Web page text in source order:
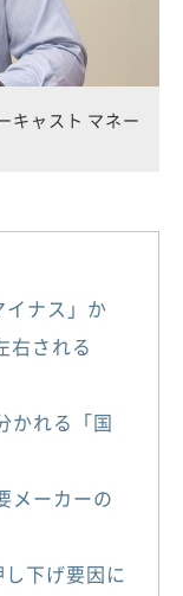
キャスト マネー
ナス」か
右される
かれる「国
メーカーの
し下げ要因に